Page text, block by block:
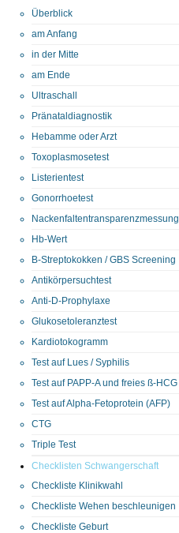
Überblick
am Anfang
in der Mitte
am Ende
Ultraschall
Pränataldiagnostik
Hebamme oder Arzt
Toxoplasmosetest
Listerientest
Gonorrhoetest
Nackenfaltentransparenzmessung
Hb-Wert
B-Streptokokken / GBS Screening
Antikörpersuchtest
Anti-D-Prophylaxe
Glukosetoleranztest
Kardiotokogramm
Test auf Lues / Syphilis
Test auf PAPP-A und freies ß-HCG
Test auf Alpha-Fetoprotein (AFP)
CTG
Triple Test
Checklisten Schwangerschaft
Checkliste Klinikwahl
Checkliste Wehen beschleunigen
Checkliste Geburt